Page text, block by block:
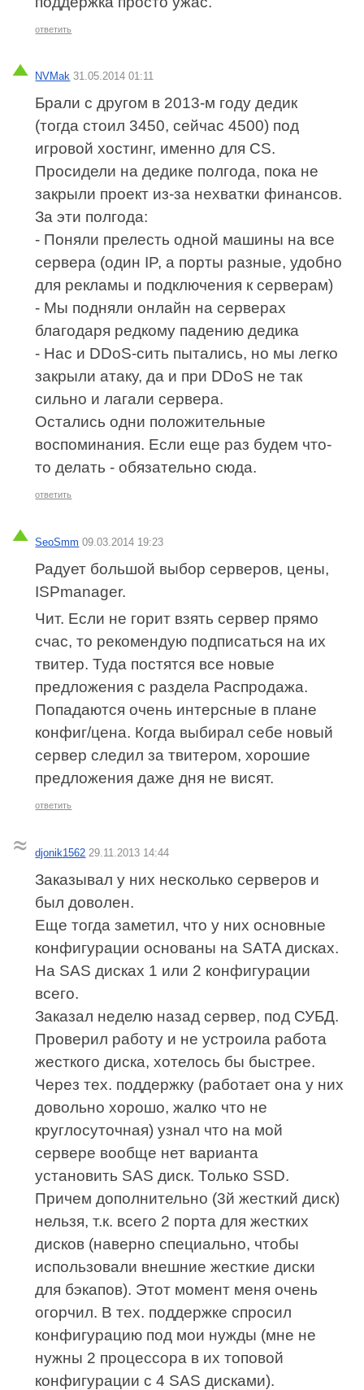
ответить
NVMak 31.05.2014 01:11
Брали с другом в 2013-м году дедик
(тогда стоил 3450, сейчас 4500) под
игровой хостинг, именно для CS.
Просидели на дедике полгода, пока не
закрыли проект из-за нехватки финансов.
За эти полгода:
- Поняли прелесть одной машины на все
сервера (один IP, а порты разные, удобно
для рекламы и подключения к серверам)
- Мы подняли онлайн на серверах
благодаря редкому падению дедика
- Нас и DDoS-сить пытались, но мы легко
закрыли атаку, да и при DDoS не так
сильно и лагали сервера.
Остались одни положительные
воспоминания. Если еще раз будем что-
то делать - обязательно сюда.
ответить
SeoSmm 09.03.2014 19:23
Радует большой выбор серверов, цены,
ISPmanager.
Чит. Если не горит взять сервер прямо
счас, то рекомендую подписаться на их
твитер. Туда постятся все новые
предложения с раздела Распродажа.
Попадаются очень интерсные в плане
конфиг/цена. Когда выбирал себе новый
сервер следил за твитером, хорошие
предложения даже дня не висят.
ответить
djonik1562 29.11.2013 14:44
Заказывал у них несколько серверов и
был доволен.
Еще тогда заметил, что у них основные
конфигурации основаны на SATA дисках.
На SAS дисках 1 или 2 конфигурации
всего.
Заказал неделю назад сервер, под СУБД.
Проверил работу и не устроила работа
жесткого диска, хотелось бы быстрее.
Через тех. поддержку (работает она у них
довольно хорошо, жалко что не
круглосуточная) узнал что на мой
сервере вообще нет варианта
установить SAS диск. Только SSD.
Причем дополнительно (3й жесткий диск)
нельзя, т.к. всего 2 порта для жестких
дисков (наверно специально, чтобы
использовали внешние жесткие диски
для бэкапов). Этот момент меня очень
огорчил. В тех. поддержке спросил
конфигурацию под мои нужды (мне не
нужны 2 процессора в их топовой
конфигурации с 4 SAS дисками).